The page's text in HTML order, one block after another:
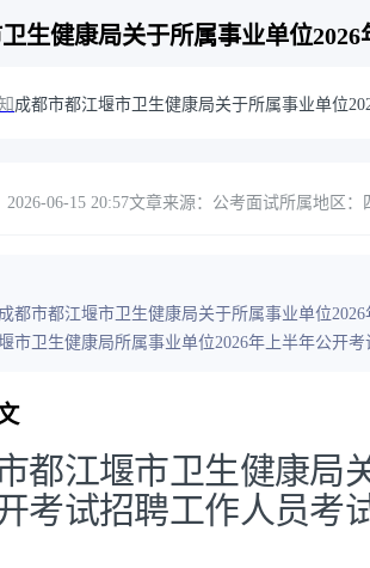
生健康局关于所属事业单位
成都市都江堰市卫生健康局关于所属事业单位
2026-06-15 20:57文章来源：公考面试所属地区：
都市都江堰市卫生健康局关于所属事业单位
市卫生健康局所属事业单位2026年上半年公开
都江堰市卫生健康局
考试招聘工作人员考